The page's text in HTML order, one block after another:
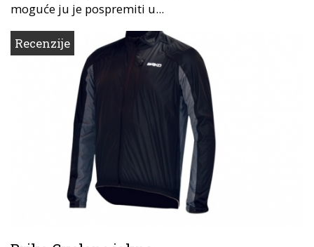
moguće ju je pospremiti u...
Recenzije